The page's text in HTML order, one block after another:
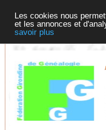
Les cookies nous
et les annonces et
savoir plus